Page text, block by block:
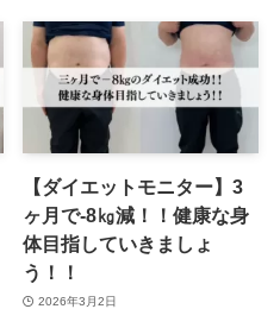
【ダイエットモニター】3
ヶ月で-8㎏減！！健康な身
体目指していきましょ
う！！
2026年3月2日